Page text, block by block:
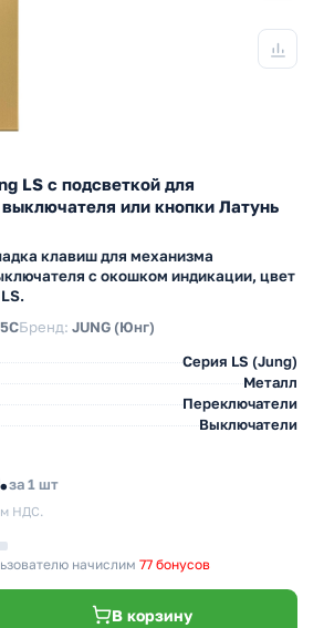
LS с подсветкой для
или кнопки Латунь
клавиш для механизма
с окошком индикации, цвет
Бренд: JUNG (Юнг)
Серия LS (Jung)
Металл
Переключатели
Выключатели
за 1 шт
НДС.
начислим 77 бонусов
В корзину